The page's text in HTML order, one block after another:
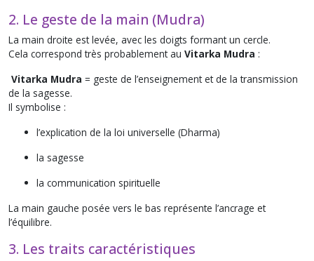
2. Le geste de la main (Mudra)
La main droite est levée, avec les doigts formant un cercle.
Cela correspond très probablement au Vitarka Mudra :
Vitarka Mudra = geste de l’enseignement et de la transmission
de la sagesse.
Il symbolise :
l’explication de la loi universelle (Dharma)
la sagesse
la communication spirituelle
La main gauche posée vers le bas représente l’ancrage et
l’équilibre.
3. Les traits caractéristiques